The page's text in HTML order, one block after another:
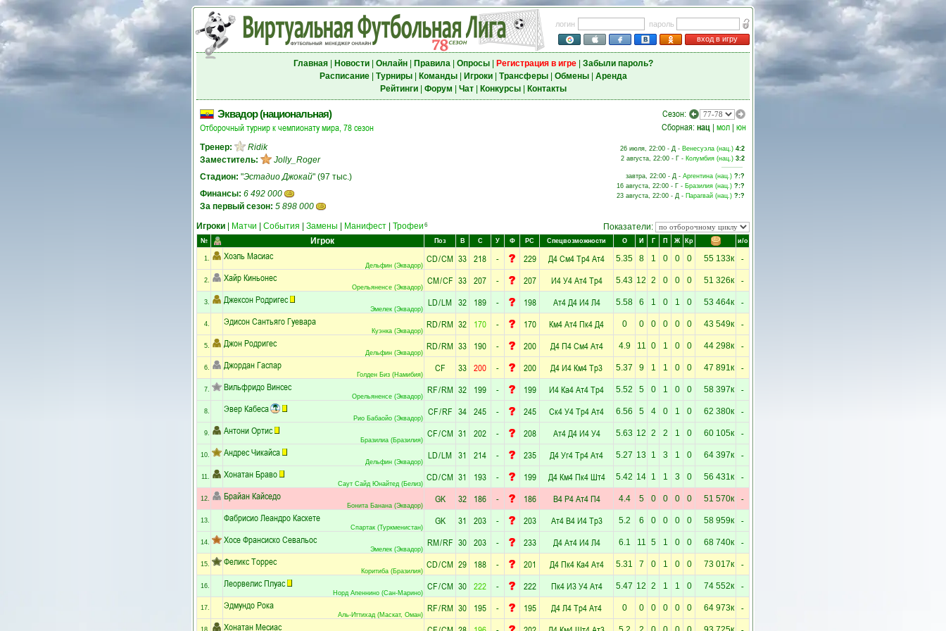
логин
пароль
вход в игру
Главная| Новости| Онлайн| Правила| Опросы| Регистрация в игре| Забыли пароль?
Расписание| Турниры| Команды| Игроки| Трансферы| Обмены| Аренда
Рейтинги| Форум Чат| Конкурсы| Контакты
Эквадор (национальная)
Отборочный турнир к чемпионату мира, 78 сезон
Тренер:
Ridik
Заместитель:
Jolly_Roger
Стадион: "Эстадио Джокай" (97 тыс.)
Финансы: 6 492 000
За первый сезон: 5 898 000
Сезон:
Сборная: нац | мол | юн
26 июля, 22:00 - Д - Венесуэла (нац.) 4:2
2 августа, 22:00 - Г - Колумбия (нац.) 3:2
завтра, 22:00 - Д - Аргентина (нац.) ?:?
16 августа, 22:00 - Г - Бразилия (нац.) ?:?
23 августа, 22:00 - Д - Парагвай (нац.) ?:?
Игроки Матчи События Замены Манифест Трофеи 6 Показатели:
№ Игрок Поз В С У Ф РС Спецвозможности О И Г П Ж Кр и/о
1. Хоэль Масиас
Дельфин (Эквадор)
CD/CM 33 218 - 229 Д4См4Тр4Ат4 5.35 8 1 0 0 0 55 133к -
2. Хайр Киньонес
Орельяненсе (Эквадор)
CM/CF 33 207 - 207 И4У4Ат4Тр4 5.43 12 2 0 0 0 51 326к -
3. Джексон Родригес
Эмелек (Эквадор)
LD/LM 32 189 - 198 Ат4Д4И4Л4 5.58 6 1 0 1 0 53 464к -
4. Эдисон Сантьяго Гуевара
Куэнка (Эквадор)
RD/RM 32 170 - 170 Км4Ат4Пк4Д4 0 0 0 0 0 0 43 549к -
5. Джон Родригес
Дельфин (Эквадор)
RD/RM 33 190 - 200 Д4П4См4Ат4 4.9 11 0 1 0 0 44 298к -
6. Джордан Гаспар
Голден Биз (Намибия)
CF 33 200 - 200 Д4И4Км4Тр3 5.37 9 1 1 0 0 47 891к -
7. Вильфридо Винсес
Орельяненсе (Эквадор)
RF/RM 32 199 - 199 И4Ка4Ат4Тр4 5.52 5 0 1 0 0 58 397к -
8. Эвер Кабеса
Рио Бабаойо (Эквадор)
CF/RF 34 245 - 245 Ск4У4Тр4Ат4 6.56 5 4 0 1 0 62 380к -
9. Антони Ортис
Бразилиа (Бразилия)
CF/CM 31 202 - 208 Ат4Д4И4У4 5.63 12 2 2 1 0 60 105к -
10. Андрес Чикайса
Дельфин (Эквадор)
LD/LM 31 214 - 235 Д4Уг4Тр4Ат4 5.27 13 1 3 1 0 64 397к -
11. Хонатан Браво
Саут Сайд Юнайтед (Белиз)
CD/CM 31 193 - 199 Д4Км4Пк4Шт4 5.42 14 1 1 3 0 56 431к -
12. Брайан Кайседо
Бонита Банана (Эквадор)
GK 32 186 - 186 В4Р4Ат4П4 4.4 5 0 0 0 0 51 570к -
13. Фабрисио Леандро Каскете
Спартак (Туркменистан)
GK 31 203 - 203 Ат4В4И4Тр3 5.2 6 0 0 0 0 58 959к -
14. Хосе Франсиско Севальос
Эмелек (Эквадор)
RM/RF 30 203 - 233 Д4Ат4И4Л4 6.1 11 5 1 0 0 68 740к -
15. Феликс Торрес
Коритиба (Бразилия)
CD/CM 29 188 - 201 Д4Пк4Ка4Ат4 5.31 7 0 1 0 0 73 017к -
16. Леорвелис Плуас
Норд Апеннино (Сан-Марино)
CF/CM 30 222 - 222 Пк4И3У4Ат4 5.47 12 2 1 1 0 74 552к -
17. Эдмундо Рока
Аль-Иттихад (Маскат, Оман)
RF/RM 30 195 - 195 Д4Л4Тр4Ат4 0 0 0 0 0 0 64 973к -
18. Хонатан Месиас